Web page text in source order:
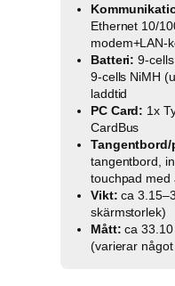
Ethernet 10/
modem+LAN-
Batteri: 9-
9-cells NiMH
laddtid
PC Card: 1x
CardBus
Tangentbord/
tangentbord,
touchpad med
Vikt: ca
skärmstorlek)
Mått: ca
(varierar